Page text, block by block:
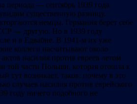
периода — сентябрь 1939 года
существенную разницу.
немцы. Германия берет себе
— другую. Но в 1939 году
и в Едвабне. В 1941-м их уже
коллеги насчитывают около
насилия против евреев летом
той части Польши, которая отошла к
тут возникает, таков: почему в это
случаев насилия против еврейского
году ничего подобного не